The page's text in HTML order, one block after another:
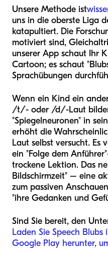
Unsere Methode ist
uns in die oberste Liga
katapultiert. Die
motiviert sind,
unserer App schaut Ihr
Cartoon; es schaut
Sprachübungen
Wenn ein Kind ein
/t/- oder /d/-Laut
"Spiegelneuronen" in
erhöht die
Laut selbst versucht. Es
ein "Folge dem
trockene Lektion. Das
Bildschirmzeit" – eine
zum passiven
"ihre Gedanken und
Sind Sie bereit, den
Laden Sie Speech
Google Play herunter,